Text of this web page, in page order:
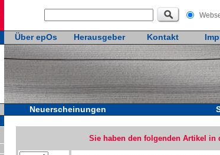
Über epOs Herausgeber Kontakt
Neuerscheinungen
Sie haben den folgenden Artikel in